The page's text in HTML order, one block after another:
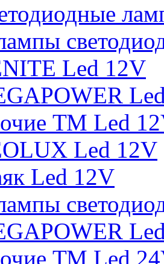
Led 12V
ТМ Led
Led 12V
Led 12V
ТМ Led